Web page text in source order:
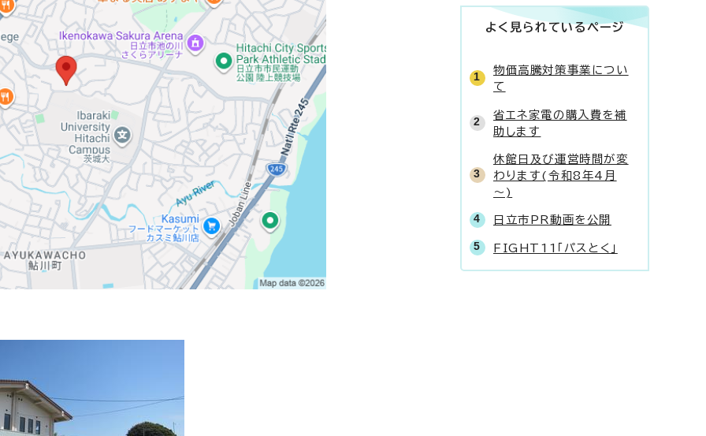
よく見られているページ
物価高騰対策事業につい
て
省エネ家電の購入費を補
助します
休館日及び運営時間が変
わります(令和8年4月
～)
日立市PR動画を公開
FIGHT11「パスとく」